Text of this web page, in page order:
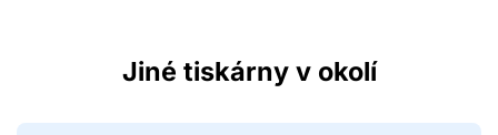
Jiné tiskárny v okolí